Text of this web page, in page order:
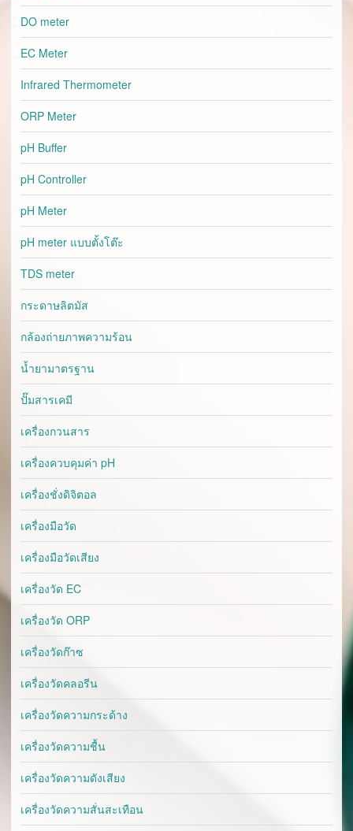
DO meter
EC Meter
Infrared Thermometer
ORP Meter
pH Buffer
pH Controller
pH Meter
pH meter แบบตั้งโต๊ะ
TDS meter
กระดาษลิตมัส
กล้องถ่ายภาพความร้อน
น้ำยามาตรฐาน
ปั๊มสารเคมี
เครื่องกวนสาร
เครื่องควบคุมค่า pH
เครื่องชั่งดิจิตอล
เครื่องมือวัด
เครื่องมือวัดเสียง
เครื่องวัด EC
เครื่องวัด ORP
เครื่องวัดก๊าซ
เครื่องวัดคลอรีน
เครื่องวัดความกระด้าง
เครื่องวัดความชื้น
เครื่องวัดความดังเสียง
เครื่องวัดความสั่นสะเทือน